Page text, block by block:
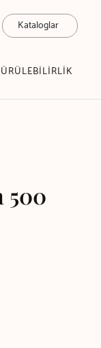
Kataloglar
500